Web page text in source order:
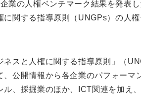
業の人権ベンチマーク結果を発表
関する指導原則（UNGPs）の人
ネスと人権に関する指導原則」（
、公開情報から各企業のパフォー
、採掘業のほか、ICT関連を加え